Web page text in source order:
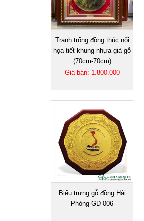
Tranh trống đồng thúc nổi
họa tiết khung nhựa giả gỗ
(70cm-70cm)
Giá bán: 1.800.000
Biểu trưng gỗ đồng Hải
Phòng-GD-006